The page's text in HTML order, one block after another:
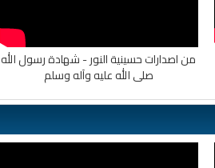
من اصدارات حسينية النور - شهادة رسول الله
صلى الله عليه وآله وسلم